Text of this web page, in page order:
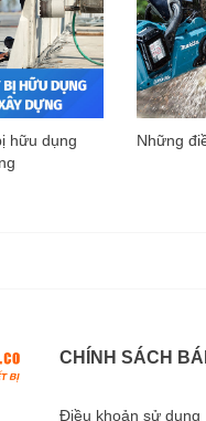
hữu dụng
Những
CHÍNH SÁCH
Điều khoản sử dụng